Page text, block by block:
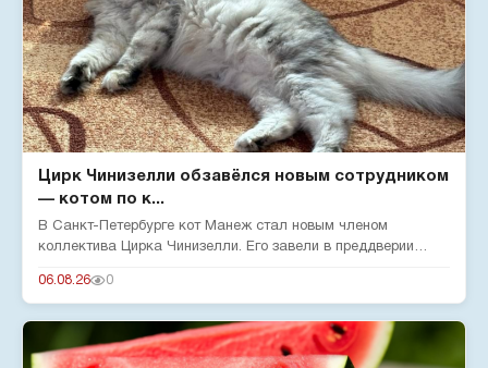
Цирк Чинизелли обзавёлся новым сотрудником
— котом по к...
В Санкт-Петербурге кот Манеж стал новым членом
коллектива Цирка Чинизелли. Его завели в преддверии
06.08.26 0